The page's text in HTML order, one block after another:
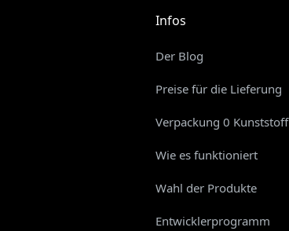
Infos
Der Blog
Preise für die Lieferung
Verpackung 0 Kunststoff
Wie es funktioniert
Wahl der Produkte
Entwicklerprogramm